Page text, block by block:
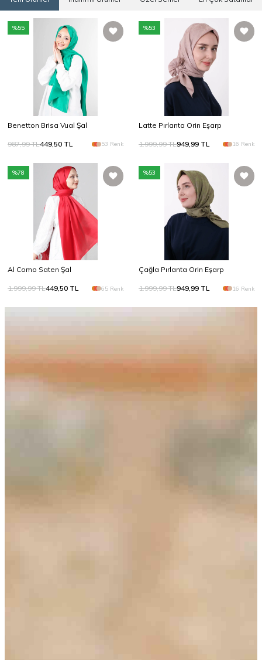
%55
Benetton Brisa Vual Şal
987,99TL449,50 TL 53 Renk
%53
Latte Pırlanta Orin Eşarp
1.999,99TL949,99 TL 16 Renk
%78
Al Como Saten Şal
1.999,99TL449,50 TL 65 Renk
%53
Çağla Pırlanta Orin Eşarp
1.999,99TL949,99 TL 16 Renk